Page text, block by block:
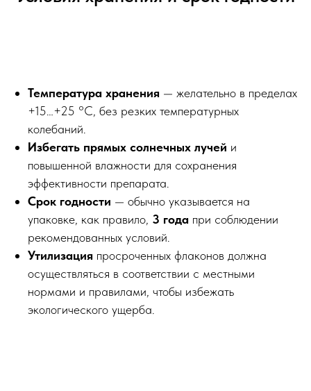
Температура хранения — желательно в пределах
+15…+25 °C, без резких температурных
колебаний.
Избегать прямых солнечных лучей и
повышенной влажности для сохранения
эффективности препарата.
Срок годности — обычно указывается на
упаковке, как правило, 3 года при соблюдении
рекомендованных условий.
Утилизация просроченных флаконов должна
осуществляться в соответствии с местными
нормами и правилами, чтобы избежать
экологического ущерба.